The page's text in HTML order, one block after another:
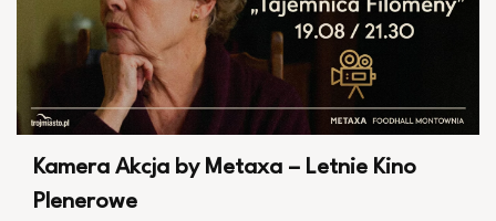
Kamera Akcja by Metaxa – Letnie Kino
Plenerowe